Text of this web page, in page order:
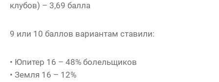
клубов) – 3,69 балла
9 или 10 баллов вариантам ставили:
• Юпитер 16 – 48% болельщиков
• Земля 16 – 12%